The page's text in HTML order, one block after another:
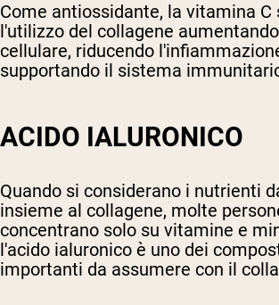
Come antiossidante, la vitamina C
l'utilizzo del collagene
cellulare, riducendo
supportando il sistema
ACIDO IALURONICO
Quando si considerano i nutrienti
insieme al collagene, molte
concentrano solo su vitamine e
l'acido ialuronico è uno dei
importanti da assumere con il